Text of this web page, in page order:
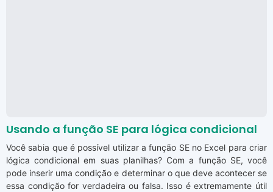
Usando a função SE para lógica condicional
Você sabia que é possível utilizar a função SE no Excel para criar
lógica condicional em suas planilhas? Com a função SE, você
pode inserir uma condição e determinar o que deve acontecer se
essa condição for verdadeira ou falsa. Isso é extremamente útil